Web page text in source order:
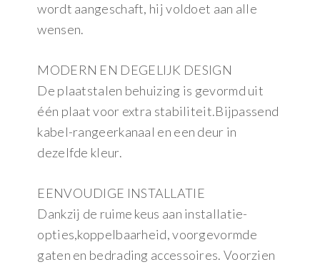
wordt aangeschaft, hij voldoet aan alle
wensen.
MODERN EN DEGELIJK DESIGN
De plaatstalen behuizing is gevormd uit
één plaat voor extra stabiliteit.Bijpassend
kabel-rangeerkanaal en een deur in
dezelfde kleur.
EENVOUDIGE INSTALLATIE
Dankzij de ruime keus aan installatie-
opties,koppelbaarheid, voorgevormde
gaten en bedrading accessoires. Voorzien